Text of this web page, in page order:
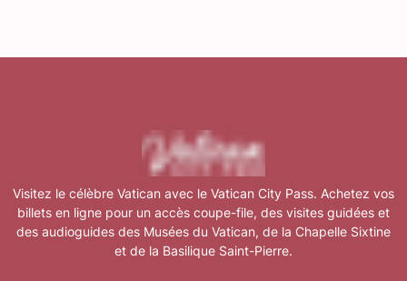
Visitez le célèbre Vatican avec le Vatican City Pass. Achetez vos
billets en ligne pour un accès coupe-file, des visites guidées et
des audioguides des Musées du Vatican, de la Chapelle Sixtine
et de la Basilique Saint-Pierre.